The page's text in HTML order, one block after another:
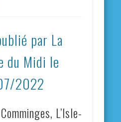
par La
du Midi le
2022
L’Isle-